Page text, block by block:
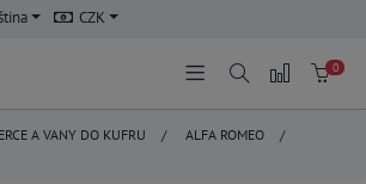
CZK
0
A VANY DO KUFRU / ALFA ROMEO
/